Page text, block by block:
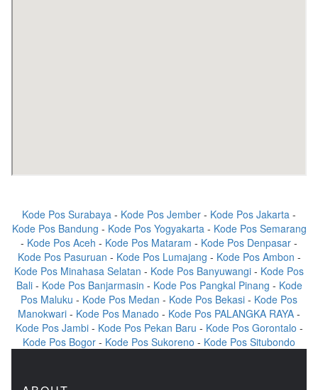
Kode Pos Surabaya - Kode Pos Jember - Kode Pos Jakarta -
Kode Pos Bandung - Kode Pos Yogyakarta- Kode Pos Semarang
- Kode Pos Aceh - Kode Pos Mataram - Kode Pos Denpasar -
Kode Pos Pasuruan - Kode Pos Lumajang - Kode Pos Ambon -
Kode Pos Minahasa Selatan - Kode Pos Banyuwangi - Kode Pos
Bali- Kode Pos Banjarmasin - Kode Pos Pangkal Pinang - Kode
Pos Maluku - Kode Pos Medan - Kode Pos Bekasi - Kode Pos
Manokwari - Kode Pos Manado - Kode Pos PALANGKA RAYA -
Kode Pos Jambi- Kode Pos Pekan Baru - Kode Pos Gorontalo -
Kode Pos Bogor - Kode Pos Sukoreno - Kode Pos Situbondo